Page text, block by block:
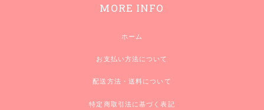
MORE INFO
ホーム
お支払い方法について
配送方法・送料について
特定商取引法に基づく表記